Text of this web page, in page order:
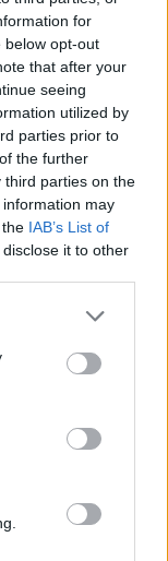
for
below opt-out
that after your
seeing
utilized by
parties prior to
the further
third parties on the
information may
IAB’s List of
it to other
E.